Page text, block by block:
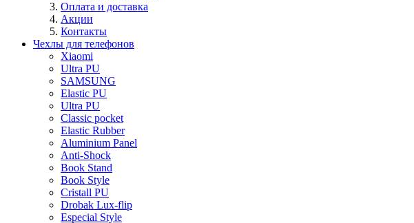
Оплата и доставка
Акции
Контакты
Чехлы для телефонов
Xiaomi
Ultra PU
SAMSUNG
Elastic PU
Ultra PU
Classic pocket
Elastic Rubber
Aluminium Panel
Anti-Shock
Book Stand
Book Style
Cristall PU
Drobak Lux-flip
Especial Style